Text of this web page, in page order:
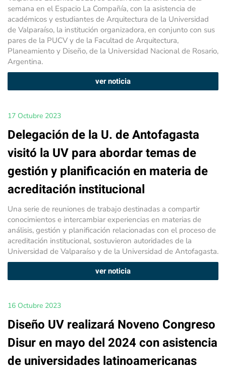
semana en el Espacio La Compañía, con la asistencia de
académicos y estudiantes de Arquitectura de la Universidad
de Valparaíso, la institución organizadora, en conjunto con sus
pares de la PUCV y de la Facultad de Arquitectura,
Planeamiento y Diseño, de la Universidad Nacional de Rosario,
Argentina.
ver noticia
17 Octubre 2023
Delegación de la U. de Antofagasta
visitó la UV para abordar temas de
gestión y planificación en materia de
acreditación institucional
Una serie de reuniones de trabajo destinadas a compartir
conocimientos e intercambiar experiencias en materias de
análisis, gestión y planificación relacionadas con el proceso de
acreditación institucional, sostuvieron autoridades de la
Universidad de Valparaíso y de la Universidad de Antofagasta.
ver noticia
16 Octubre 2023
Diseño UV realizará Noveno Congreso
Disur en mayo del 2024 con asistencia
de universidades latinoamericanas